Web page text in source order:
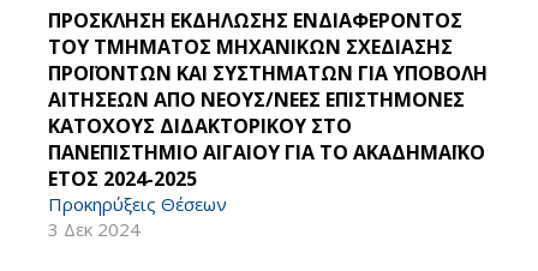
ΠΡΟΣΚΛΗΣΗ ΕΚΔΗΛΩΣΗΣ ΕΝΔΙΑΦΕΡΟΝΤΟΣ
ΤΟΥ ΤΜΗΜΑΤΟΣ ΜΗΧΑΝΙΚΩΝ ΣΧΕΔΙΑΣΗΣ
ΠΡΟΪΟΝΤΩΝ ΚΑΙ ΣΥΣΤΗΜΑΤΩΝ ΓΙΑ ΥΠΟΒΟΛΗ
ΑΙΤΗΣΕΩΝ ΑΠΟ ΝΕΟΥΣ/ΝΕΕΣ ΕΠΙΣΤΗΜΟΝΕΣ
ΚΑΤΟΧΟΥΣ ΔΙΔΑΚΤΟΡΙΚΟΥ ΣΤΟ
ΠΑΝΕΠΙΣΤΗΜΙΟ ΑΙΓΑΙΟΥ ΓΙΑ ΤΟ ΑΚΑΔΗΜΑΪΚΟ
ΕΤΟΣ 2024-2025
Προκηρύξεις Θέσεων
3 Δεκ 2024